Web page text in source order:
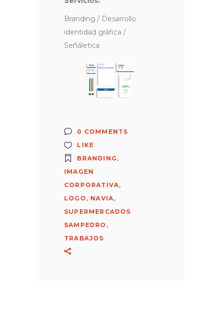
Branding / Desarrollo
identidad gráfica /
Señáletica
0 COMMENTS
LIKE
BRANDING ,
IMAGEN
CORPORATIVA,
LOGO , NAVIA,
SUPERMERCADOS
SAMPEDRO ,
TRABAJOS